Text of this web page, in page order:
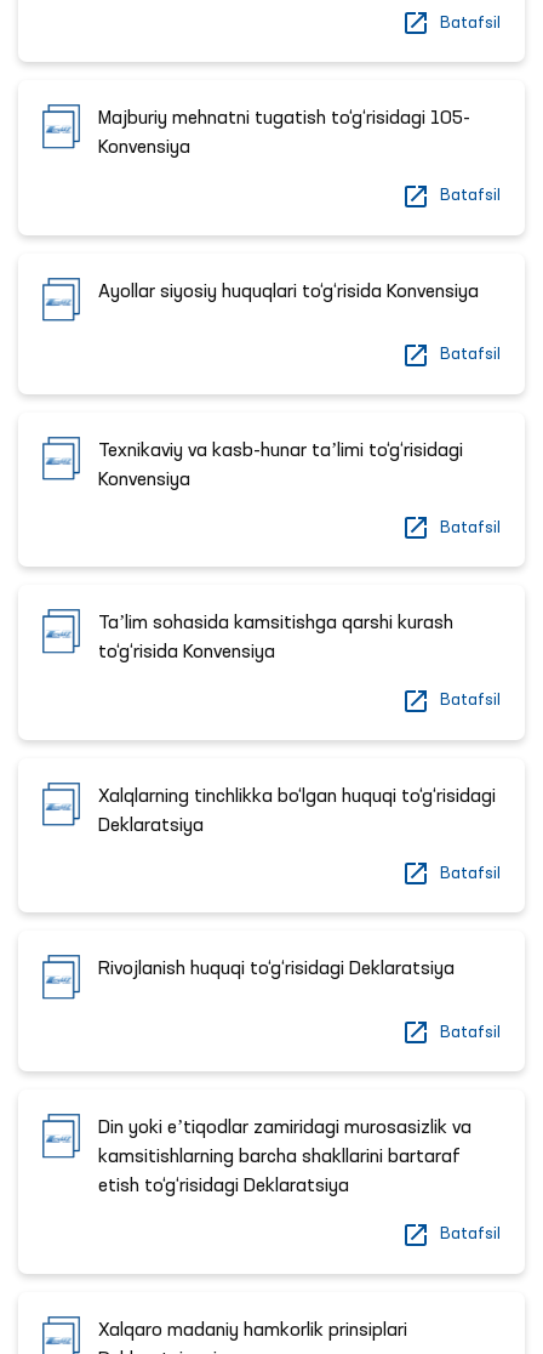
Batafsil
Majburiy mehnatni tugatish to‘g‘risidagi 105-
Konvensiya
Batafsil
Ayollar siyosiy huquqlari to‘g‘risida Konvensiya
Batafsil
Texnikaviy va kasb-hunar taʼlimi to‘g‘risidagi
Konvensiya
Batafsil
Taʼlim sohasida kamsitishga qarshi kurash
to‘g‘risida Konvensiya
Batafsil
Xalqlarning tinchlikka bo‘lgan huquqi to‘g‘risidagi
Deklaratsiya
Batafsil
Rivojlanish huquqi to‘g‘risidagi Deklaratsiya
Batafsil
Din yoki eʼtiqodlar zamiridagi murosasizlik va
kamsitishlarning barcha shakllarini bartaraf
etish to‘g‘risidagi Deklaratsiya
Batafsil
Xalqaro madaniy hamkorlik prinsiplari